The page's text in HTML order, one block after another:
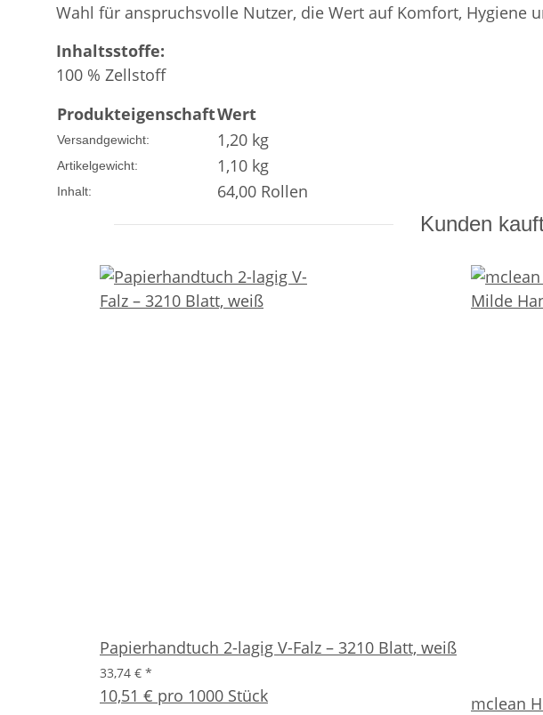
Wahl für anspruchsvolle Nutzer, die Wert auf Komfort, Hygiene
Inhaltsstoffe:
100 % Zellstoff
ProdukteigenschaftWert
Versandgewicht: 1,20 kg
Artikelgewicht: 1,10 kg
Inhalt: 64,00 Rollen
Kunden
Papierhandtuch 2-lagig V-Falz – 3210 Blatt, weiß
33,74 € *
10,51 € pro 1000 Stück mclean